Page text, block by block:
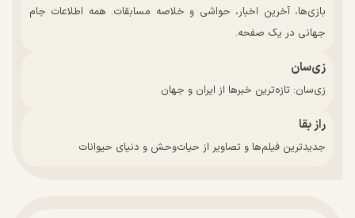
بازی‌ها، آخرین اخبار، حواشی و خلاصه مسابقات. همه اطلاعات جام
جهانی در یک صفحه.
زی‌سان
زی‌سان: تازه‌ترین خبرها از ایران و جهان
راز بقا
جدیدترین فیلم‌ها و تصاویر از حیات‌وحش و دنیای حیوانات